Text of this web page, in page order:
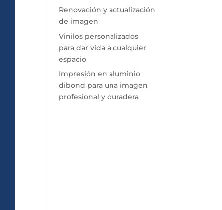
Renovación y actualización
de imagen
Vinilos personalizados
para dar vida a cualquier
espacio
Impresión en aluminio
dibond para una imagen
profesional y duradera